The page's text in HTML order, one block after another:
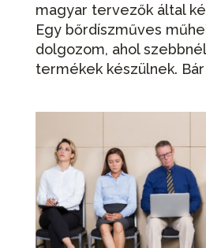
magyar tervezők által
Egy bőrdíszműves
dolgozom, ahol
termékek készülnek. Bár